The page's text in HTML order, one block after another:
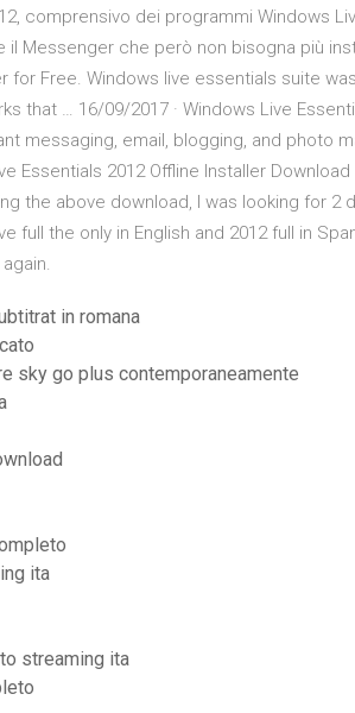
comprensivo dei programmi Windows
Messenger che però non bisogna più
for Free. Windows live essentials suite
that … 16/09/2017 · Windows Live
messaging, email, blogging, and photo
Essentials 2012 Offline Installer Download
the above download, I was looking for 2
full the only in English and 2012 full in
in romana
sky go plus contemporaneamente
ita
streaming ita